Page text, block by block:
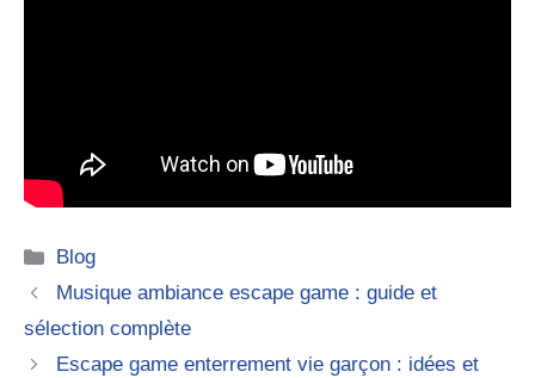
Catégories
Blog
Musique ambiance escape game : guide et
sélection complète
Escape game enterrement vie garçon : idées et